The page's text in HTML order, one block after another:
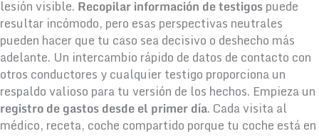
lesión visible. Recopilar información de testigospuede
resultar incómodo, pero esas perspectivas neutrales
pueden hacer que tu caso sea decisivo o deshecho más
adelante. Un intercambio rápido de datos de contacto con
otros conductores y cualquier testigo proporciona un
respaldo valioso para tu versión de los hechos. Empieza un
registro de gastos desde el primer día. Cada visita al
médico, receta, coche compartido porque tu coche está en